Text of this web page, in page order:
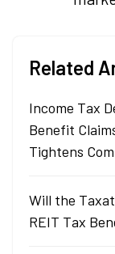
Related
Income Tax
Benefit
Tightens
Will the
REIT Tax